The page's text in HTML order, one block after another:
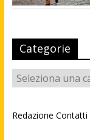
Categorie
Categorie
Redazione Contatti